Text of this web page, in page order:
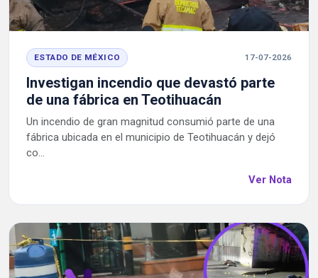
ESTADO DE MÉXICO 17-07-2026
Investigan incendio que devastó parte
de una fábrica en Teotihuacán
Un incendio de gran magnitud consumió parte de una
fábrica ubicada en el municipio de Teotihuacán y dejó
co...
Ver Nota